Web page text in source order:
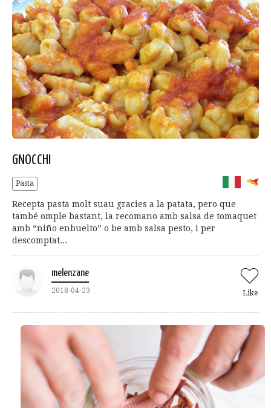
GNOCCHI
Pasta
Recepta pasta molt suau gracies a la patata, pero que
també omple bastant, la recomano amb salsa de tomaquet
amb “niño enbuelto” o be amb salsa pesto, i per
descomptat...
melenzane
2018-04-23 Like